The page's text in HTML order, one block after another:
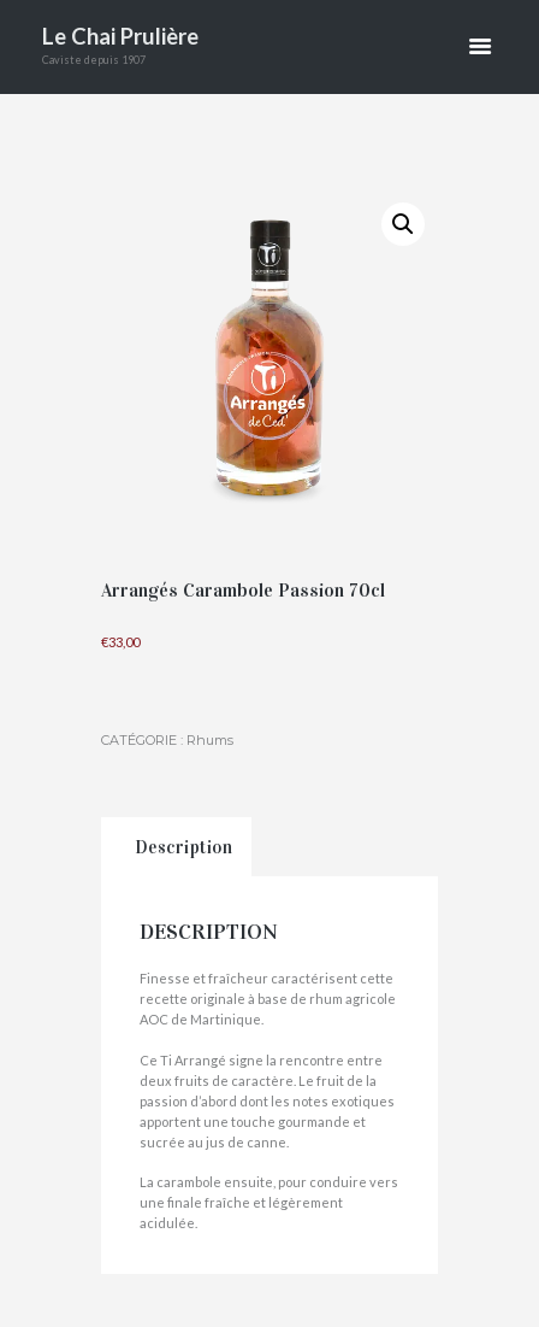
E PASSION
70CL
Le Chai Prulière
Caviste depuis 1907
Arrangés Carambole Passion 70cl
€33,00
CATÉGORIE : Rhums
Description
DESCRIPTION
Finesse et fraîcheur caractérisent cette
recette originale à base de rhum agricole
AOC de Martinique.
Ce Ti Arrangé signe la rencontre entre
deux fruits de caractère. Le fruit de la
passion d’abord dont les notes exotiques
apportent une touche gourmande et
sucrée au jus de canne.
La carambole ensuite, pour conduire vers
une finale fraîche et légèrement
acidulée.